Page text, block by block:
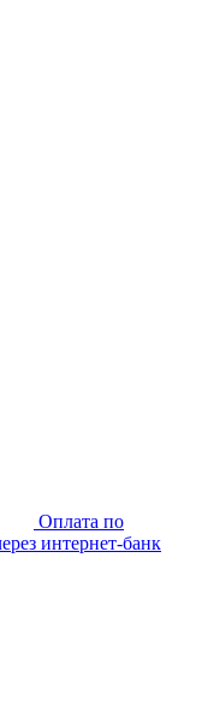
Оплата по
интернет-банк